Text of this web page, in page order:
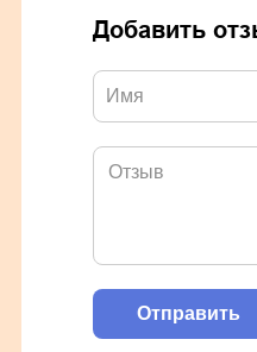
Добавить